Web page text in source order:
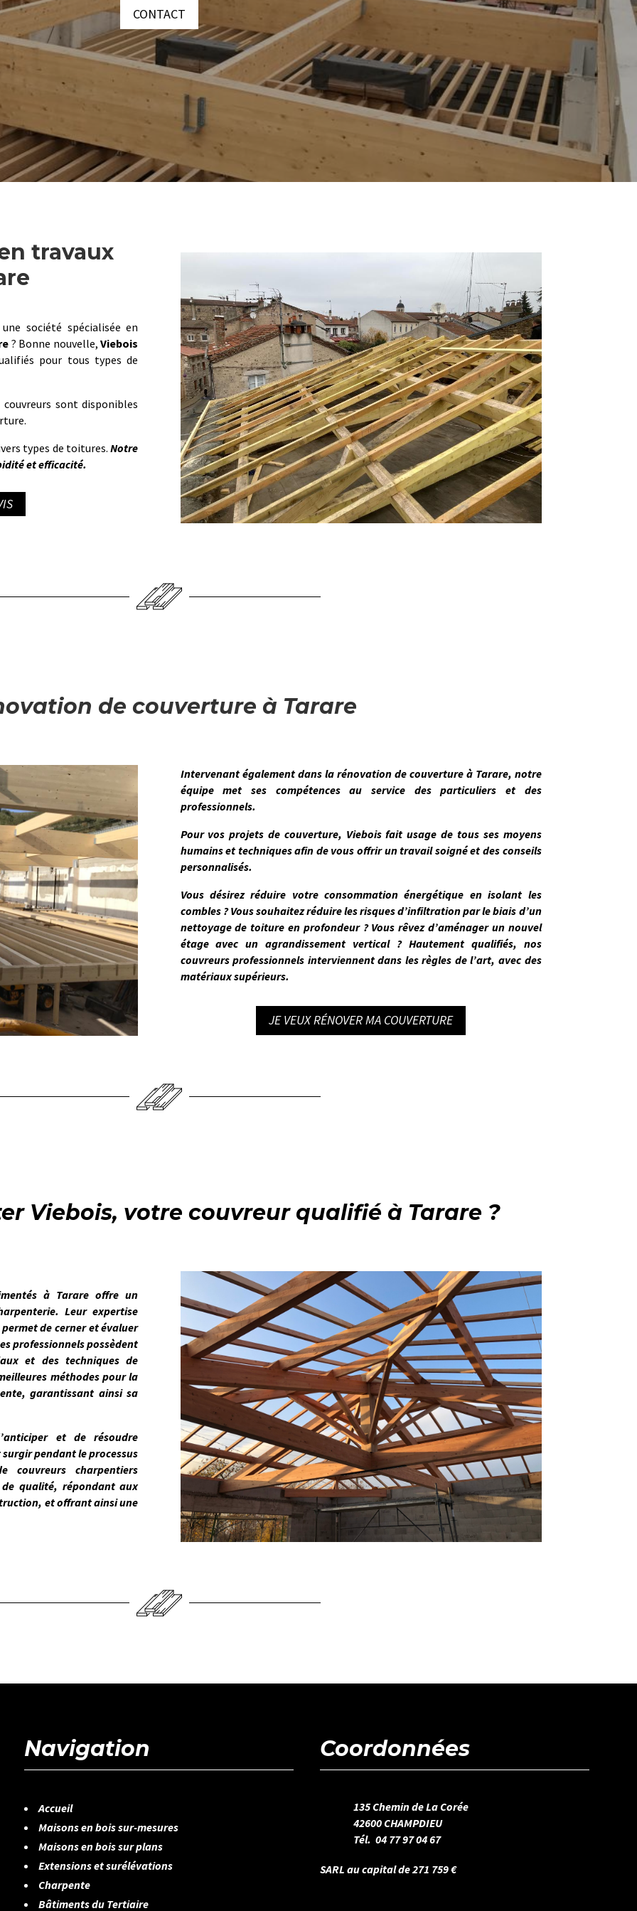
CONTACT
travaux
société spécialisée en
? Bonne nouvelle,Viebois
pour tous types de
couvreurs sont disponibles
types de toitures.Notre
et efficacité.
de couverture à Tarare
Intervenant également dans la rénovation de couvertureà Tarare, notre
équipe met ses compétences au service des particuliers et des
professionnels.
Pour vos projets de couverture, Vieboisfait usage de tous ses moyens
humains et techniques afin de vous offrir un travail soigné et des conseils
personnalisés.
Vous désirez réduire votre consommation énergétique en isolant les
combles ? Vous souhaitez réduire les risques d’infiltration par le biais d’un
nettoyage de toiture en profondeur ? Vous rêvez d’aménager un nouvel
étage avec un agrandissement vertical ? Hautement qualifiés, nos
couvreurs professionnels interviennent dans les règles de l’art, avec des
matériaux supérieurs.
JE VEUX RÉNOVER MA COUVERTURE
Viebois, votre couvreur qualifié à Tarare ?
à Tarareoffre un
Leur expertise
permet decerner et évaluer
professionnels possèdent
et des techniques de
méthodes pour la
garantissant ainsi sa
et de résoudre
pendant le processus
couvreurs charpentiers
de qualité, répondantaux
et offrant ainsi une
Navigation
Accueil
Maisons en bois sur-mesures
Maisons en bois sur plans
Extensions et surélévations
Charpente
Bâtiments du Tertiaire
Coordonnées
135 Chemin de La Corée
42600 CHAMPDIEU
Tél. 04 77 97 04 67
SARL au capital de 271 759 €